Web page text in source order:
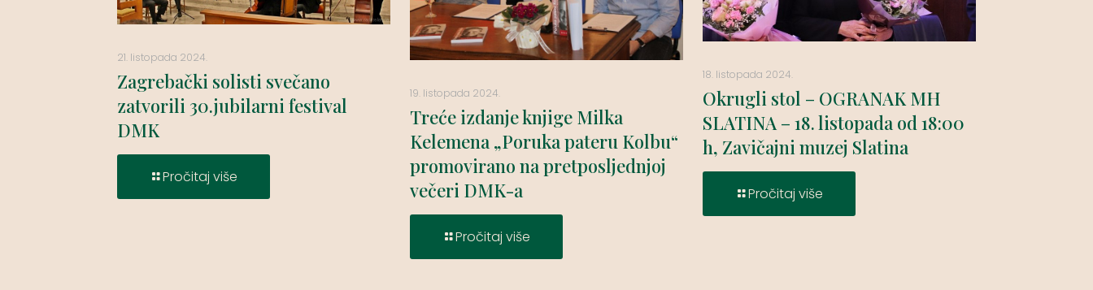
21. listopada 2024.
Zagrebački solisti svečano
zatvorili 30.jubilarni festival
DMK
Pročitaj više
19. listopada 2024.
Treće izdanje knjige Milka
Kelemena „Poruka pateru Kolbu“
promovirano na pretposljednjoj
večeri DMK-a
Pročitaj više
18. listopada 2024.
Okrugli stol – OGRANAK MH
SLATINA – 18. listopada od 18:00
h, Zavičajni muzej Slatina
Pročitaj više